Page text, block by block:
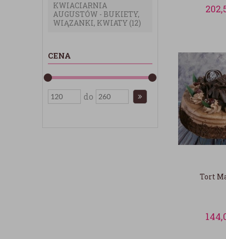
KWIACIARNIA
AUGUSTÓW - BUKIETY,
WIĄZANKI, KWIATY (12)
CENA
do
Tort